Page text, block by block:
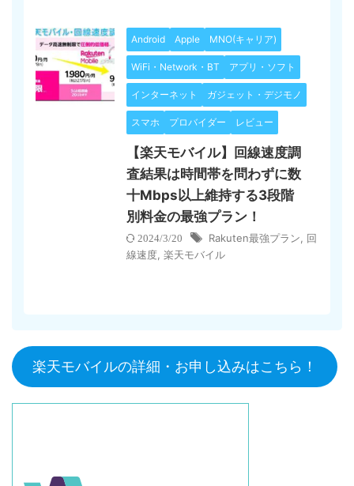
Android Apple MNO(キャリア)
WiFi・Network・BT アプリ・ソフト
インターネット ガジェット・デジモノ
スマホ プロバイダー レビュー
【楽天モバイル】回線速度調
査結果は時間帯を問わずに数
十Mbps以上維持する3段階
別料金の最強プラン！
2024/3/20 Rakuten最強プラン
回
線速度 楽天モバイル
楽天モバイルの詳細・お申し込みはこちら！